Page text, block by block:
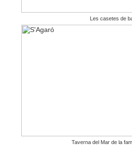
Les casetes de
Taverna del Mar de la